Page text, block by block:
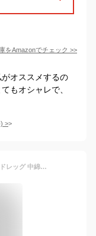
をAmazonでチェック >>
オススメするの
もオシャレで、
>
レッグウォーマー ロング レディース プードレッグ 中綿ダウン 防寒 冷房対策 美脚 洗濯 洗える 冷え性 おしゃれ かわいい パンジー Poodleg 3050